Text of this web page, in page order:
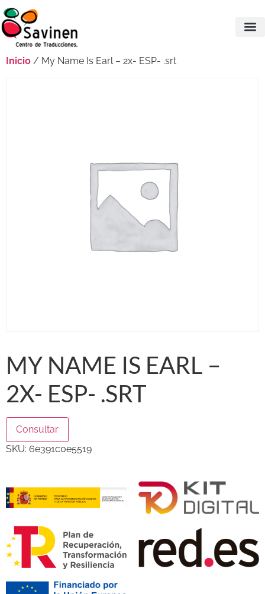
Inicio / My Name Is Earl – 2x- ESP- .srt
MY NAME IS EARL –
2X- ESP- .SRT
Consultar
SKU: 6e391c0e5519